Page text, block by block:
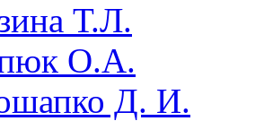
Т.Л.
О.А.
Д. И.